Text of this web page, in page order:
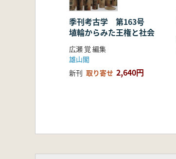
季刊考古学 第163号
埴輪からみた王権と社会
広瀬 覚 編集
雄山閣
新刊 取り寄せ 2,640円